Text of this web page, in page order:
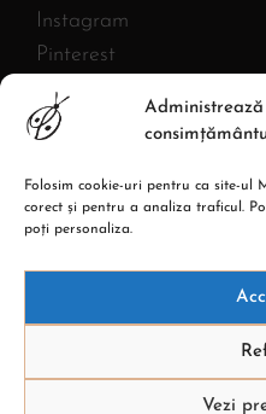
Administrează
Folosim cookie-uri pentru ca site-ul
corect și pentru a analiza traficul.
poți personaliza.
Vezi
Instagram
Pinterest
Twitter
YouTube